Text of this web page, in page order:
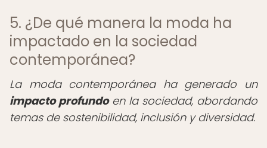
5. ¿De qué manera la moda ha
impactado en la sociedad
contemporánea?
La moda contemporánea ha generado un
impacto profundoen la sociedad, abordando
temas de sostenibilidad, inclusión y diversidad.